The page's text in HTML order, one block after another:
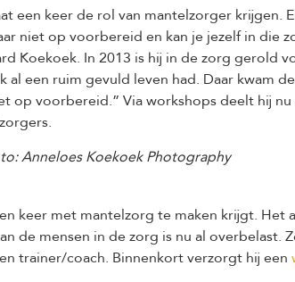
een keer de rol van mantelzorger krijgen.
niet op voorbereid en kan je jezelf in die
Koekoek. In 2013 is hij in de zorg gerold
al een ruim gevuld leven had. Daar kwam
op voorbereid.” Via workshops deelt hij
Anneloes Koekoek Photography
keer met mantelzorg te maken krijgt.
de mensen in de zorg is nu al
trainer/coach. Binnenkort verzorgt hij een